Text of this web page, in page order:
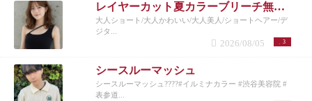
レイヤーカット夏カラーブリーチ無しカラー
大人ショート/大人かわいい/大人美人/ショートヘアー/デ
ジタ...
3
2026/08/05
シースルーマッシュ
シースルーマッシュ????#イルミナカラー #渋谷美容院 #
表参道...